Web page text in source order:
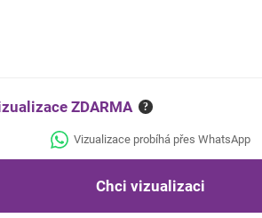
ZDARMA ?
Vizualizace probíhá přes WhatsApp
Chci vizualizaci